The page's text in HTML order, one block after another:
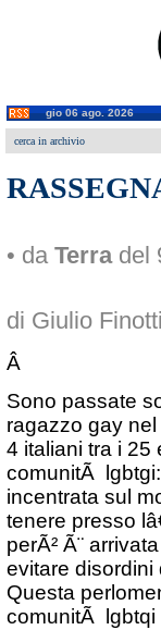
gio 06 ago. 2026
cerca in archivio
• da Terradel
di Giulio Finotti
Â
Sono passate
ragazzo gay
4 italiani tra i 25
comunitÃ
incentrata sul
tenere presso
perÃ² Ã¨
evitare disordini
Questa
comunitÃ lgbtqi